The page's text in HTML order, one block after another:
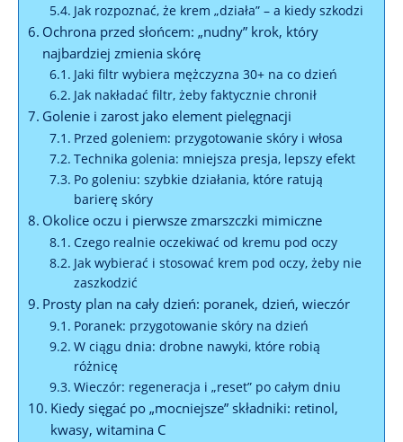
Jak rozpoznać, że krem „działa” – a kiedy szkodzi
Ochrona przed słońcem: „nudny” krok, który
najbardziej zmienia skórę
Jaki filtr wybiera mężczyzna 30+ na co dzień
Jak nakładać filtr, żeby faktycznie chronił
Golenie i zarost jako element pielęgnacji
Przed goleniem: przygotowanie skóry i włosa
Technika golenia: mniejsza presja, lepszy efekt
Po goleniu: szybkie działania, które ratują
barierę skóry
Okolice oczu i pierwsze zmarszczki mimiczne
Czego realnie oczekiwać od kremu pod oczy
Jak wybierać i stosować krem pod oczy, żeby nie
zaszkodzić
Prosty plan na cały dzień: poranek, dzień, wieczór
Poranek: przygotowanie skóry na dzień
W ciągu dnia: drobne nawyki, które robią
różnicę
Wieczór: regeneracja i „reset” po całym dniu
Kiedy sięgać po „mocniejsze” składniki: retinol,
kwasy, witamina C